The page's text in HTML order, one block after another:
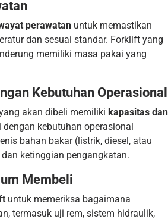
perawatan untuk memastikan
dan sesuai standar. Forklift yang
memiliki masa pakai yang
Kebutuhan Operasional
akan dibeli memiliki kapasitas dan
dengan kebutuhan operasional
bahan bakar (listrik, diesel, atau
ketinggian pengangkatan.
Membeli
untuk memeriksa bagaimana
termasuk uji rem, sistem hidraulik,